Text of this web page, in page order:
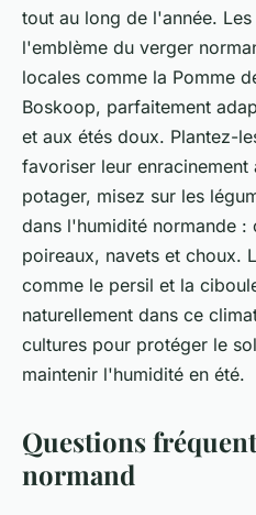
tout au long de l'année.
l'emblème du verger
locales comme la Pomme
Boskoop, parfaitement
et aux étés doux. Plantez-
favoriser leur enracinement
potager, misez sur les
dans l'humidité normande :
poireaux, navets et choux.
comme le persil et la
naturellement dans ce
cultures pour protéger le
maintenir l'humidité en été.
Questions
normand